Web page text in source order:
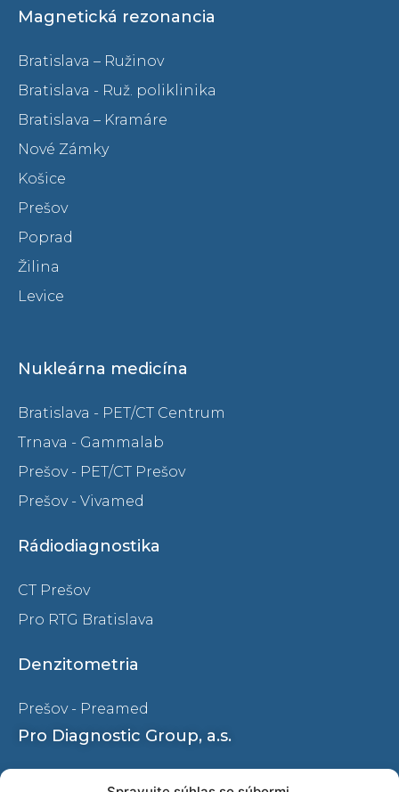
Magnetická rezonancia
Bratislava – Ružinov
Bratislava - Ruž. poliklinika
Bratislava – Kramáre
Nové Zámky
Košice
Prešov
Poprad
Žilina
Levice
Nukleárna medicína
Bratislava - PET/CT Centrum
Trnava - Gammalab
Prešov - PET/CT Prešov
Prešov - Vivamed
Rádiodiagnostika
CT Prešov
Pro RTG Bratislava
Denzitometria
Prešov - Preamed
Pro Diagnostic Group, a.s.